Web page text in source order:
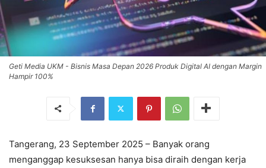
Geti Media UKM - Bisnis Masa Depan 2026 Produk Digital AI dengan Margin
Hampir 100%
Tangerang, 23 September 2025 – Banyak orang
menganggap kesuksesan hanya bisa diraih dengan kerja